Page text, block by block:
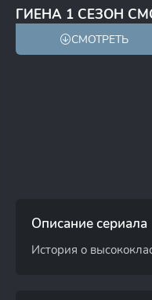
ГИЕНА 1 СЕЗОН
7.7 7.6
СМОТРЕТЬ
Описание сериала
История о